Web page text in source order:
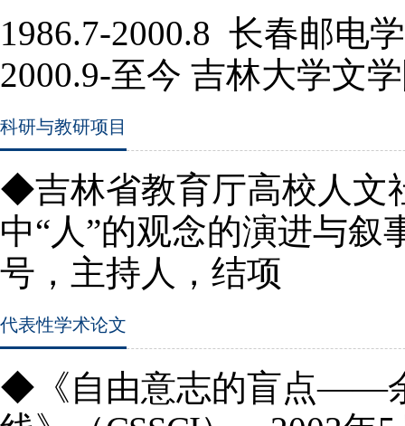
1986.7-2000.8 长春邮电
2000.9-至今 吉林大学文
科研与教研项目
◆吉林省教育厅高校人文
中“人”的观念的演进与
号， 主持人，结项
代表性学术论文
◆《自由意志的盲点——